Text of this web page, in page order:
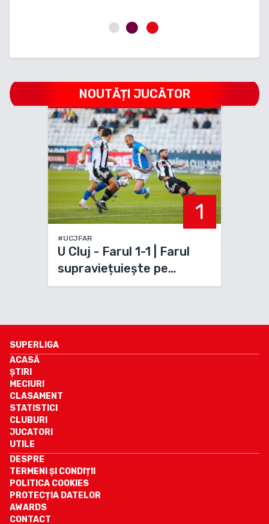
NOUTĂȚI JUCĂTOR
1
#UCJFAR
U Cluj - Farul 1-1 | Farul
supraviețuiește pe
terenul liderului
SUPERLIGA
ACASĂ
ȘTIRI
MECIURI
CLASAMENT
STATISTICI
CLUBURI
JUCATORI
UTILE
DESPRE
TERMENI ȘI CONDIȚII
POLITICA COOKIES
PROTECȚIA DATELOR
AWARDS
CONTACT